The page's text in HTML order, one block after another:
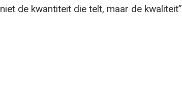
niet de kwantiteit die telt, maar de